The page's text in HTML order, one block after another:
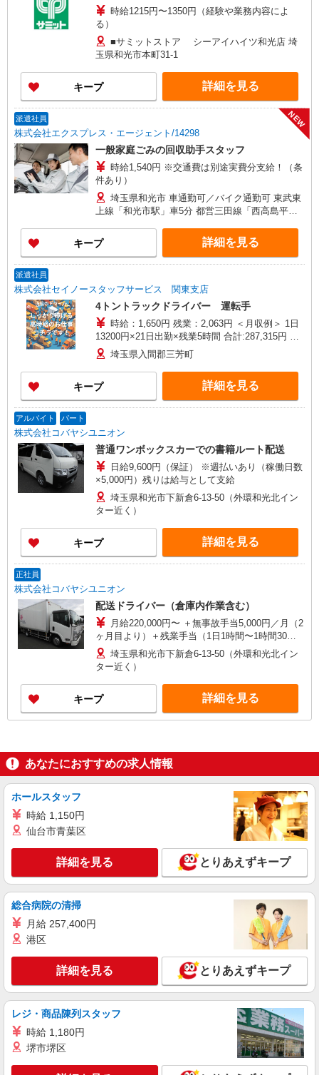
時給1215円〜1350円（経験や業務内容によ
る）
■サミットストア シーアイハイツ和光店 埼
玉県和光市本町31-1
キープ 詳細を見る
派遣社員
株式会社エクスプレス・エージェント/14298
NEW
一般家庭ごみの回収助手スタッフ
時給1,540円 ※交通費は別途実費分支給！（条
件あり）
埼玉県和光市 車通勤可／バイク通勤可 東武東
上線「和光市駅」車5分 都営三田線「西高島平
キープ 詳細を見る
派遣社員
株式会社セイノースタッフサービス 関東支店
4トントラックドライバー 運転手
時給：1,650円 残業：2,063円 ＜月収例＞ 1日
13200円×21日出勤×残業5時間 合計:287,315円 ※
交通費は別途支給します！ 〜給料日〜 〇月払い
給与日：18日（月末締め） 〇日払い・週払い 勤
務終了のあと、指定銀行振込となります！ ※手数
料 165円／1回
埼玉県入間郡三芳町
キープ 詳細を見る
アルバイト パート
株式会社コバヤシユニオン
普通ワンボックスカーでの書籍ルート配送
日給9,600円（保証） ※週払いあり（稼働日数
×5,000円）残りは給与として支給
埼玉県和光市下新倉6-13-50（外環和光北イン
ター近く）
キープ 詳細を見る
正社員
株式会社コバヤシユニオン
配送ドライバー（倉庫内作業含む）
月給220,000円〜 ＋無事故手当5,000円／月（2
ヶ月目より）＋残業手当（1日1時間〜1時間30分
程度）埼玉県和光市下新倉6-13-50（外環和光北イン
ター近く）
キープ 詳細を見る
あなたにおすすめの求人情報
ホールスタッフ
時給 1,150円
仙台市青葉区
詳細を見る とりあえずキープ
総合病院の清掃
月給 257,400円
港区
詳細を見る とりあえずキープ
レジ・商品陳列スタッフ
時給 1,180円
堺市堺区